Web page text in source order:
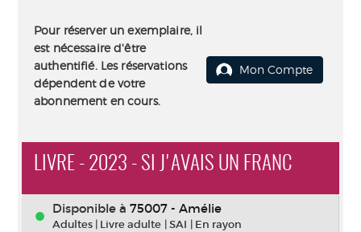
Pour réserver un exemplaire, il
est nécessaire d'être
authentifié. Les réservations
dépendent de votre
abonnement en cours.
Mon Compte
LIVRE - 2023 - SI J'AVAIS UN FRANC
Disponible à 75007 - Amélie
Adultes | Livre adulte |SAI | En rayon